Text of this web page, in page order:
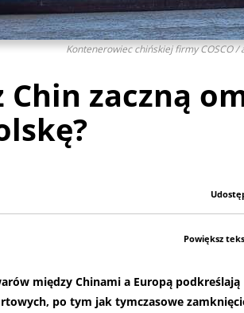
Kontenerowiec chińskiej firmy COSCO /
zaczną
Powiększ
między Chinami a Europą podkreślają
po tym jak tymczasowe